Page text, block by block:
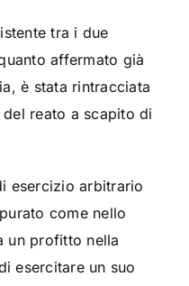
tra i due
affermato già
è stata rintracciata
del reato a scapito di
esercizio arbitrario
come nello
un profitto nella
esercitare un suo